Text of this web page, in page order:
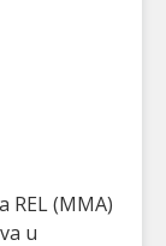
REL (MMA)
u